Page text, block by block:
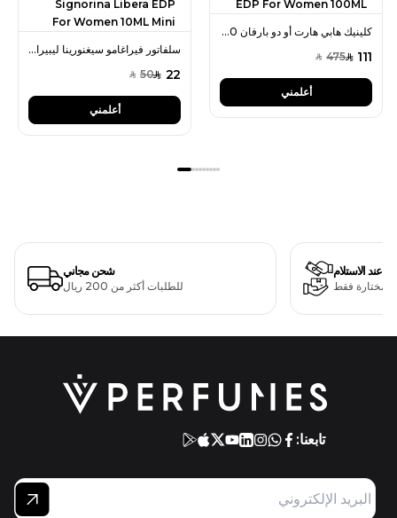
سلفاتور فيراغامو سيغنورينا ليبيرا أو دو بارفان 10 مل ميني للنساء
SAR 22
SAR 50
أعلمني
كلينيك هابي هارت أو دو بارفان 100 مل للنساء
SAR 111
SAR 475
أعلمني
شحن مجاني
للطلبات أكثر من 200 ريال
عند الاستلام
مختارة فقط
تابعنا: